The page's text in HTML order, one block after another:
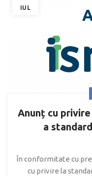
IUL
Anunț cu
a
În conformitate cu
cu privire la